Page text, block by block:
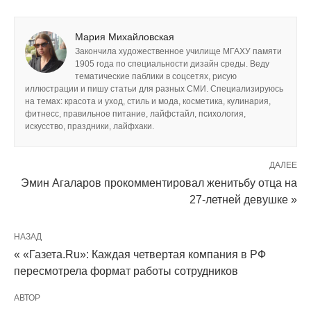
Мария Михайловская
Закончила художественное училище МГАХУ памяти
1905 года по специальности дизайн среды. Веду
тематические паблики в соцсетях, рисую
иллюстрации и пишу статьи для разных СМИ. Специализируюсь
на темах: красота и уход, стиль и мода, косметика, кулинария,
фитнесс, правильное питание, лайфстайл, психология,
искусство, праздники, лайфхаки.
ДАЛЕЕ
Эмин Агаларов прокомментировал женитьбу отца на
27-летней девушке »
НАЗАД
« «Газета.Ru»: Каждая четвертая компания в РФ
пересмотрела формат работы сотрудников
АВТОР